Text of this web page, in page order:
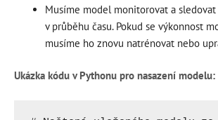
Musíme model monitorovat a
v průběhu času. Pokud se výkonnost
musíme ho znovu natrénovat nebo
Ukázka kódu v Pythonu pro nasazení modelu: